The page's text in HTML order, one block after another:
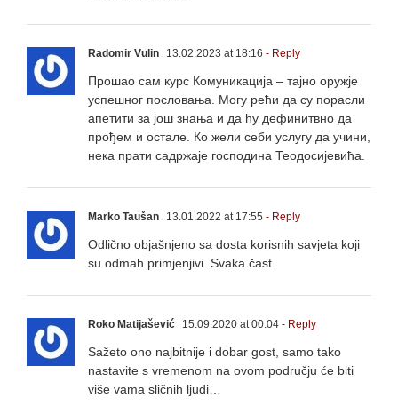
Radomir Vulin 13.02.2023 at 18:16 - Reply
Прошао сам курс Комуникација – тајно оружје
успешног пословања. Могу рећи да су порасли
апетити за још знања и да ћу дефинитвно да
прођем и остале. Ко жели себи услугу да учини,
нека прати садржаје господина Теодосијевића.
Marko Taušan 13.01.2022 at 17:55 - Reply
Odlično objašnjeno sa dosta korisnih savjeta koji
su odmah primjenjivi. Svaka čast.
Roko Matijašević 15.09.2020 at 00:04 - Reply
Sažeto ono najbitnije i dobar gost, samo tako
nastavite s vremenom na ovom području će biti
više vama sličnih ljudi…